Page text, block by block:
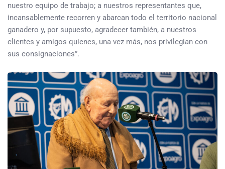
nuestro equipo de trabajo; a nuestros representantes que,
incansablemente recorren y abarcan todo el territorio nacional
ganadero y, por supuesto, agradecer también, a nuestros
clientes y amigos quienes, una vez más, nos privilegian con
sus consignaciones”.